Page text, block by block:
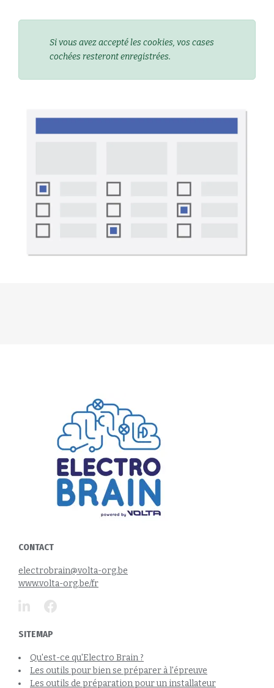
Si vous avez accepté les cookies, vos cases
cochées resteront enregistrées.
CONTACT
electrobrain@volta-org.be
www.volta-org.be/fr
SITEMAP
Qu'est-ce qu'Electro Brain ?
Les outils pour bien se préparer à l'épreuve
Les outils de préparation pour un installateur